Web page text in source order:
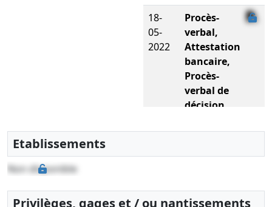
18-
05-
2022
Procès-
verbal,
Attestation
bancaire,
Procès-
verbal de
décision
dirigeant
Augmentation
du capital
Etablissements
Non disponible
Privilèges, gages et / ou nantissements